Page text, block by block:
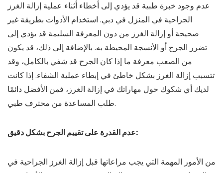
عدم وجود خبرة طبية قد يؤدي إلى أخطاء أثناء عملية إزالة الغرز
الجراحية في المنزل في دبي. استخدام الأدوات بطريقة غير
صحيحة أو إزالة الغرز من دون المعرفة السليمة قد يؤدي إلى
تضرر الجرح أو الأنسجة المحيطة به. بالإضافة إلى ذلك، قد يكون
من الصعب معرفة ما إذا كان الجرح قد شفي بالكامل، وقد
تتسبب إزالة الغرز بشكل خاطئ في إبطاء عملية الشفاء. إذا كانت
لديك أي شكوك حول مهاراتك في إزالة الغرز، فمن الأفضل دائمًا
طلب المساعدة من محترف طبي.
عدم القدرة على تقييم الجرح بشكل دقيق:
من الأمور المهمة التي يجب مراعاتها قبل إزالة الغرز الجراحية في